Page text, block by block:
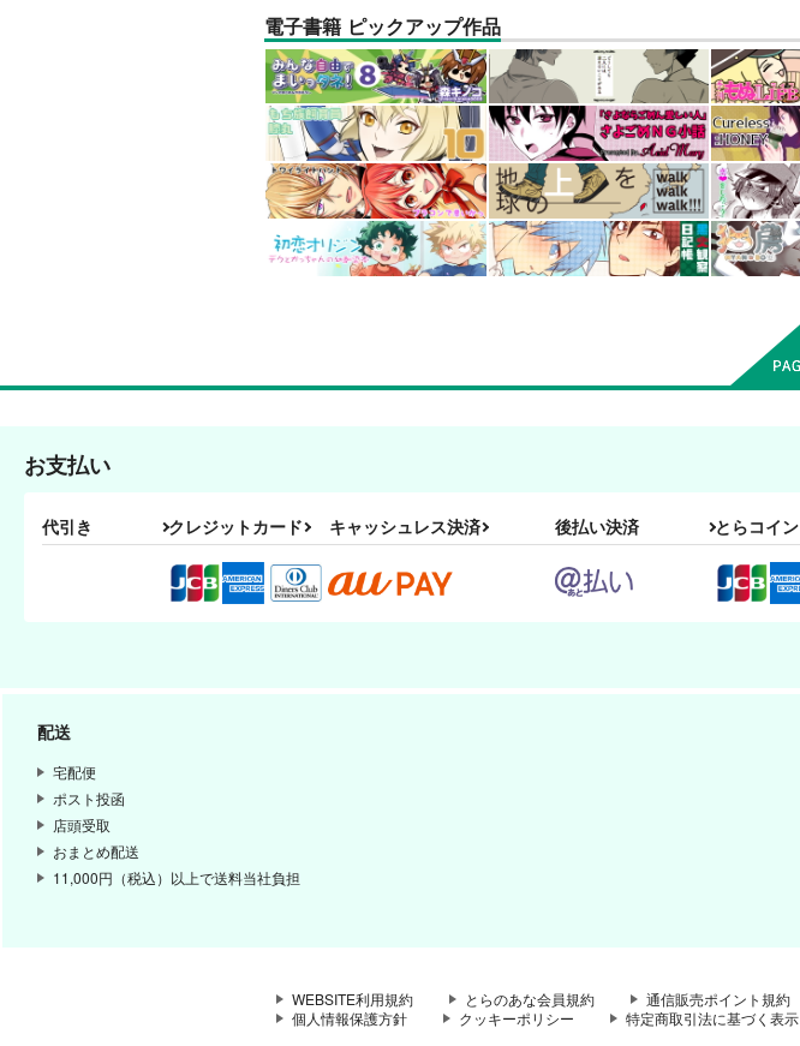
電子書籍 ピックアップ作品
お支払い
代引き クレジットカード キャッシュレス決済 後払い決済 とらコイン
配送
宅配便
ポスト投函
店頭受取
おまとめ配送
11,000円（税込）以上で送料当社負担
WEBSITE利用規約 とらのあな会員規約 通信販売ポイント規約
個人情報保護方針
クッキーポリシー 特定商取引法に基づく表示